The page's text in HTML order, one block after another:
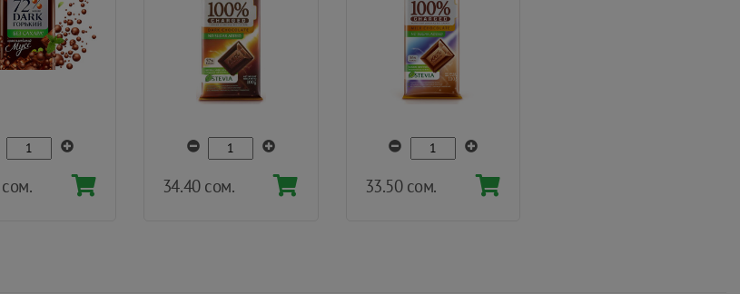
34.40 сом. 33.50 сом.